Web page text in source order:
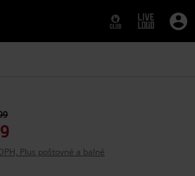
Plus poštovné a balné